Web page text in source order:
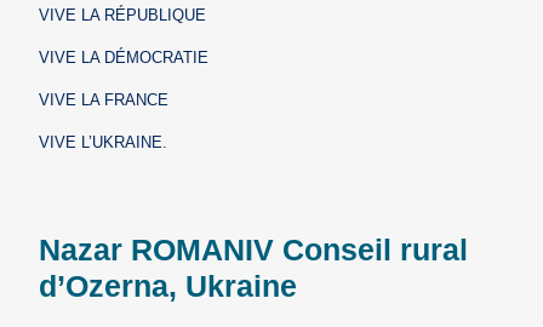
VIVE LA RÉPUBLIQUE
VIVE LA DÉMOCRATIE
VIVE LA FRANCE
VIVE L’UKRAINE.
Nazar ROMANIV Conseil rural
d’Ozerna, Ukraine